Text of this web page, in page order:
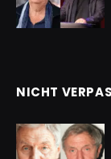
NICHT